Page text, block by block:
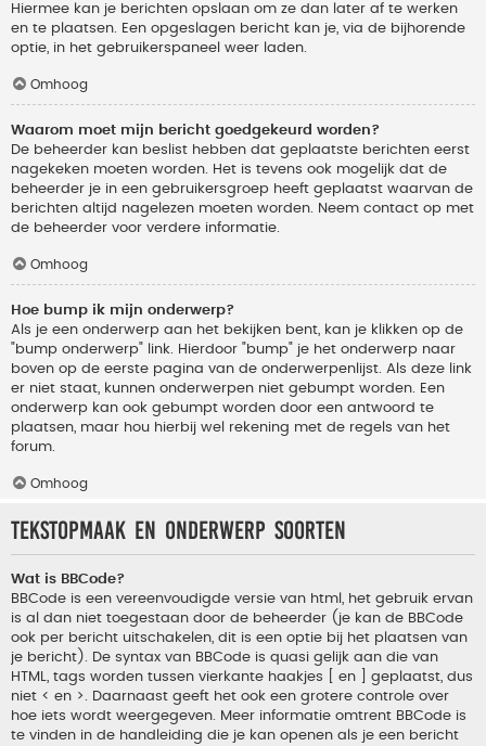
Hiermee kan je berichten opslaan om ze dan later af te werken
en te plaatsen. Een opgeslagen bericht kan je, via de bijhorende
optie, in het gebruikerspaneel weer laden.
Omhoog
Waarom moet mijn bericht goedgekeurd worden?
De beheerder kan beslist hebben dat geplaatste berichten eerst
nagekeken moeten worden. Het is tevens ook mogelijk dat de
beheerder je in een gebruikersgroep heeft geplaatst waarvan de
berichten altijd nagelezen moeten worden. Neem contact op met
de beheerder voor verdere informatie.
Omhoog
Hoe bump ik mijn onderwerp?
Als je een onderwerp aan het bekijken bent, kan je klikken op de
"bump onderwerp" link. Hierdoor "bump" je het onderwerp naar
boven op de eerste pagina van de onderwerpenlijst. Als deze link
er niet staat, kunnen onderwerpen niet gebumpt worden. Een
onderwerp kan ook gebumpt worden door een antwoord te
plaatsen, maar hou hierbij wel rekening met de regels van het
forum.
Omhoog
Tekstopmaak en onderwerp soorten
Wat is BBCode?
BBCode is een vereenvoudigde versie van html, het gebruik ervan
is al dan niet toegestaan door de beheerder (je kan de BBCode
ook per bericht uitschakelen, dit is een optie bij het plaatsen van
je bericht). De syntax van BBCode is quasi gelijk aan die van
HTML, tags worden tussen vierkante haakjes [ en ] geplaatst, dus
niet < en >. Daarnaast geeft het ook een grotere controle over
hoe iets wordt weergegeven. Meer informatie omtrent BBCode is
te vinden in de handleiding die je kan openen als je een bericht